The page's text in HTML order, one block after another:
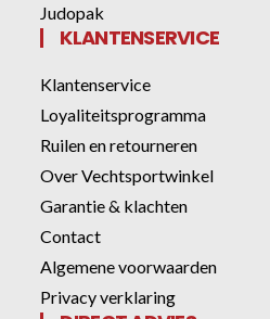
Judopak
KLANTENSERVICE
Klantenservice
Loyaliteitsprogramma
Ruilen en retourneren
Over Vechtsportwinkel
Garantie & klachten
Contact
Algemene voorwaarden
Privacy verklaring